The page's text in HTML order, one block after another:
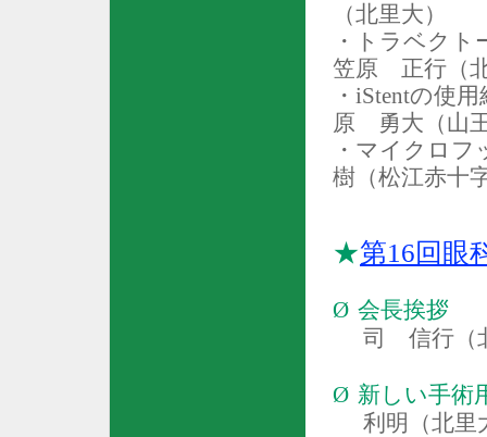
（北里大）
・トラ
笠原 正行（
・ iStentの使用
原 勇大（山
・マイクロフ
樹（松江赤十
★第16回眼
Ø 会長挨拶
司 信行（
Ø 新しい手術
利明（北里